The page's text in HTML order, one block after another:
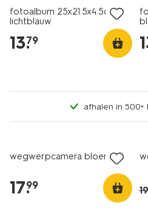
fotoalbum 25x21.5x4.5cm
lichtblauw
13.
79
afhalen in 500+
wegwerpcamera bloemen
17.
99 19